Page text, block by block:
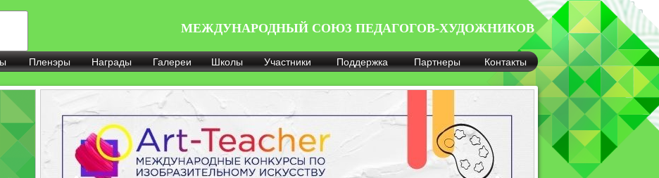
МЕЖДУНАРОДНЫЙ СОЮЗ ПЕДАГОГОВ-ХУДОЖНИКОВ
Пленэры Награды Галереи Школы Участники Поддержка Партнеры Контакты